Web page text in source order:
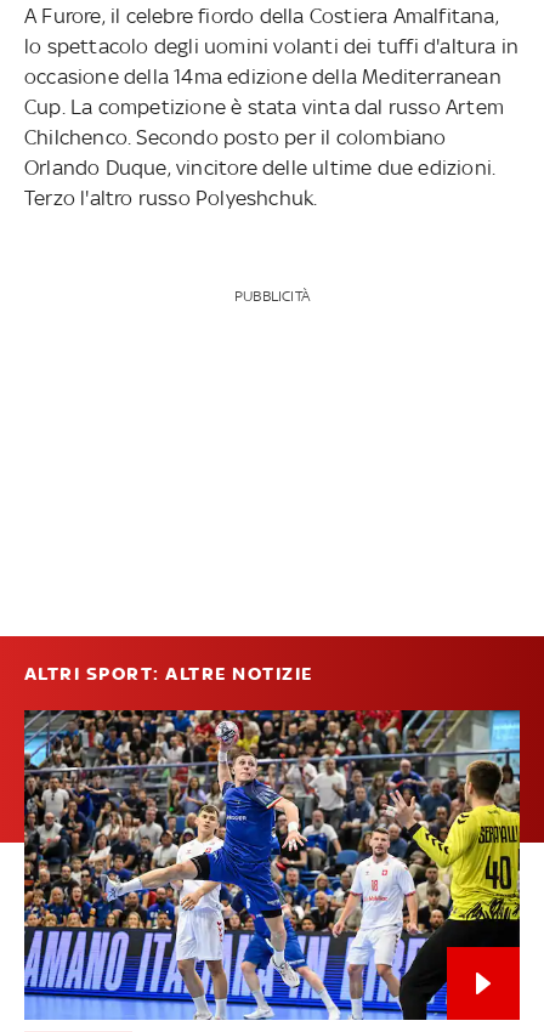
A Furore, il celebre fiordo della Costiera Amalfitana,
lo spettacolo degli uomini volanti dei tuffi d'altura in
occasione della 14ma edizione della Mediterranean
Cup. La competizione è stata vinta dal russo Artem
Chilchenco. Secondo posto per il colombiano
Orlando Duque, vincitore delle ultime due edizioni.
Terzo l'altro russo Polyeshchuk.
PUBBLICITÀ
ALTRI SPORT: ALTRE NOTIZIE